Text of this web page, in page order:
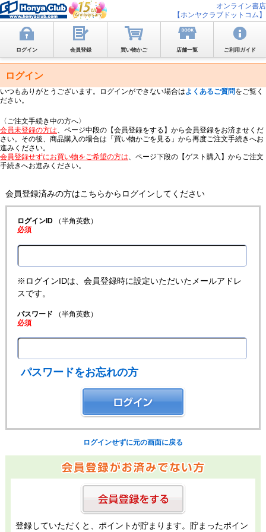
オンライン書店
【ホンヤクラブドットコム】
ログイン 会員登録 買い物かご 店舗一覧 ご利用ガイド
ログイン
いつもありがとうございます。ログインができない場合はよくあるご質問をご覧く
ださい。
〈ご注文手続き中の方へ〉
会員未登録の方は、ページ中段の【会員登録をする】から会員登録をお済ませくだ
さい。その後、商品購入の場合は「買い物かごを見る」から再度ご注文手続きへお
進みください。
会員登録せずにお買い物をご希望の方は、ページ下段の【ゲスト購入】からご注文
手続きへお進みください。
会員登録済みの方はこちらからログインしてください
ログインID（半角英数）
必須
※ログインIDは、会員登録時に設定いただいたメールアドレ
スです。
パスワード （半角英数）
必須
パスワードをお忘れの方
ログインせずに元の画面に戻る
登録していただくと、ポイントが貯まります。貯まったポイン